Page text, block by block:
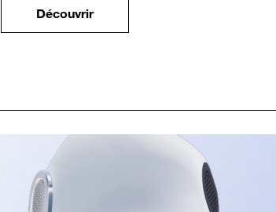
Découvrir